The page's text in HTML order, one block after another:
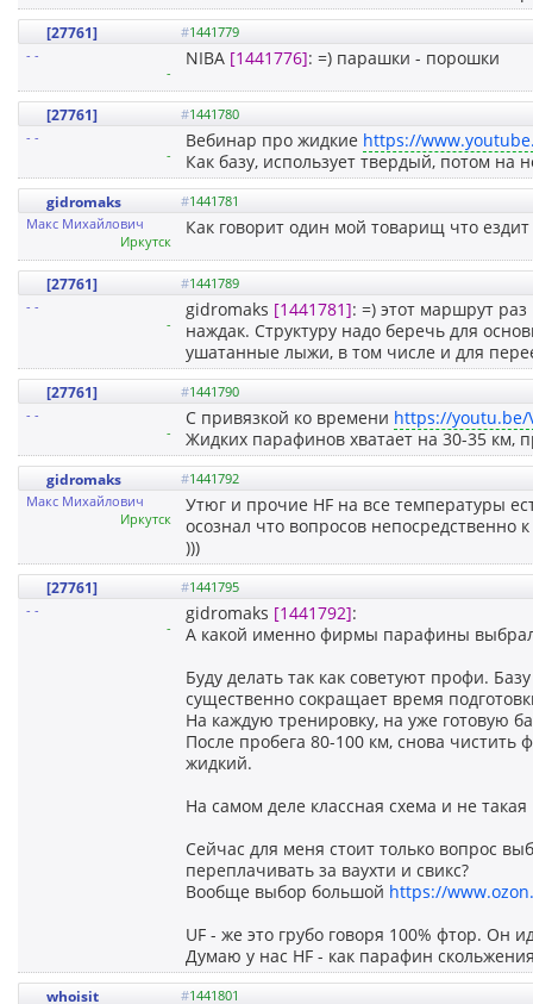
[27761] #1441779
- -
-
NIBA [1441776]: =) парашки - порошки
[27761] #1441780
- -
-
Вебинар про жидкие https://
Как базу, использует твердый, потом на
gidromaks #1441781
Макс Михайлович
Иркутск
Как говорит один мой товарищ что
[27761] #1441789
- -
-
gidromaks [1441781]: =) этот маршрут
наждак. Структуру надо беречь для
ушатанные лыжи, в том числе и для
[27761] #1441790
- -
-
С привязкой ко времени https://youtu.be/
Жидких парафинов хватает на 30-35 км,
gidromaks #1441792
Макс Михайлович
Иркутск
Утюг и прочие HF на все температуры
осознал что вопросов
)))
[27761] #1441795
- -
-
gidromaks [1441792]:
А какой именно фирмы парафины выбрал
Буду делать так как советуют профи.
существенно сокращает время
На каждую тренировку, на уже готовую
После пробега 80-100 км, снова чистить
жидкий.
На самом деле классная схема и не
Сейчас для меня стоит только вопрос
переплачивать за ваухти и свикс?
Вообще выбор большой https://
UF - же это грубо говоря 100% фтор. Он
Думаю у нас HF - как парафин
whoisit #1441801